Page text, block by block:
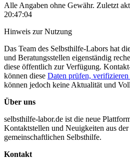
Alle Angaben ohne Gewähr. Zuletzt
20:47:04
Hinweis zur Nutzung
Das Team des Selbsthilfe-Labors hat
und Beratungsstellen eigenständig
diese öffentlich zur Verfügung.
können diese Daten prüfen,
können jedoch keine Aktualität und
Über uns
selbsthilfe-labor.de ist die neue
Kontaktstellen und Neuigkeiten aus der
gemeinschaftlichen Selbsthilfe.
Kontakt